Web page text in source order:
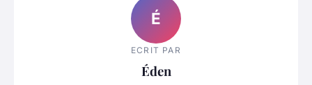
É
ECRIT PAR
Éden